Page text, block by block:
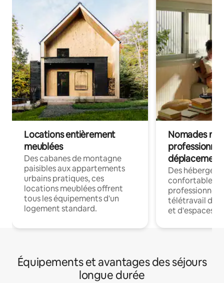
Locations entièrement
meublées
Des cabanes de montagne
paisibles aux appartements
urbains pratiques, ces
locations meublées offrent
tous les équipements d'un
logement standard.
Nomades
déplacement
Des
confortables
professionnels
télétravail
et d'espaces
Équipements et avantages des séjours
longue durée